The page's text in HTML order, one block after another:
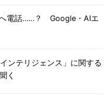
電話……？ Google・AIエ
ンテリジェンス」に関する
く